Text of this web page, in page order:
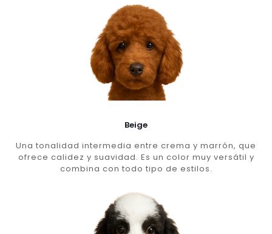
Beige
Una tonalidad intermedia entre crema y marrón, que
ofrece calidez y suavidad. Es un color muy versátil y
combina con todo tipo de estilos.